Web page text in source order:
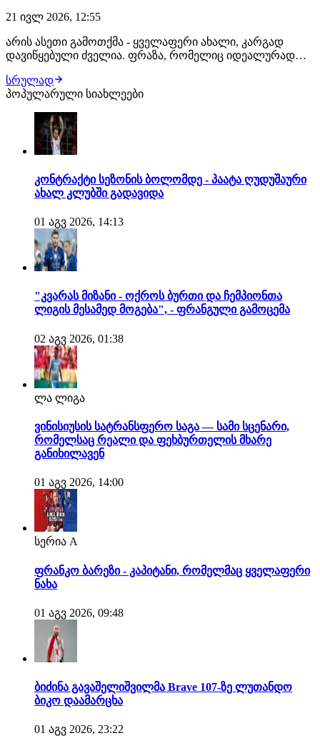
21 ივლ 2026, 12:55
არის ასეთი გამოთქმა - ყველაფერი ახალი, კარგად
დავიწყებული ძველია. ფრაზა, რომელიც იდეალურად
ეროვნულმა გუნდებმა აშშ-ს მუნდიალზე გამოიარეს.
ვიმოგზაუროთ წარსულის ქრონიკაში, რომელიც ძალიან
ჰგავს აწმყოში მომხდარ მოვლენებს. არგენტინა: 19…
სრულად
პოპულარული სიახლეები
კონტრაქტი სეზონის ბოლომდე - პაატა ღუდუშაური
ახალ კლუბში გადავიდა
01 აგვ 2026, 14:13
"კვარას მიზანი - ოქროს ბურთი და ჩემპიონთა
ლიგის მესამედ მოგება", - ფრანგული გამოცემა
02 აგვ 2026, 01:38
ლა ლიგა
ვინისიუსის სატრანსფერო საგა — სამი სცენარი,
რომელსაც რეალი და ფეხბურთელის მხარე
განიხილავენ
01 აგვ 2026, 14:00
სერია A
ფრანკო ბარეზი - კაპიტანი, რომელმაც ყველაფერი
ნახა
01 აგვ 2026, 09:48
ბიძინა გავაშელიშვილმა Brave 107-ზე ლუთანდო
ბიკო დაამარცხა
01 აგვ 2026, 23:22